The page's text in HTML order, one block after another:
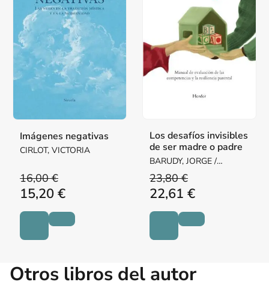
Imágenes negativas
CIRLOT, VICTORIA
16,00 €
15,20 €
Los desafíos invisibles
de ser madre o padre
BARUDY, JORGE /
DANTAGNAN, MARYORIE
23,80 €
22,61 €
Otros libros del autor